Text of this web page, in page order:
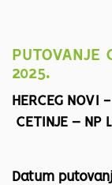
PUTOVANJE
2025.
HERCEG NOVI
CETINJE – NP
Datum